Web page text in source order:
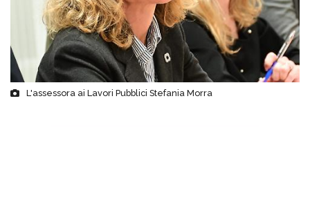
L'assessora ai Lavori Pubblici Stefania Morra